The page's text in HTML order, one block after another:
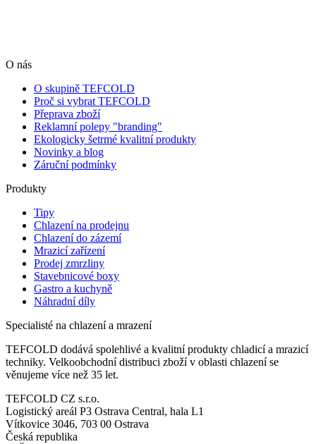
O nás
O skupině TEFCOLD
Proč si vybrat TEFCOLD
Přeprava zboží
Reklamní polepy "branding"
Ekologicky šetrmé kvalitní produkty
Novinky a blog
Záruční podmínky
Produkty
Tipy
Chlazení na prodejnu
Chlazení do zázemí
Mrazicí zařízení
Prodej zmrzliny
Stavebnicové boxy
Gastro a kuchyně
Náhradní díly
Specialisté na chlazení a mrazení
TEFCOLD dodává spolehlivé a kvalitní produkty chladicí a mrazicí
techniky. Velkoobchodní distribuci zboží v oblasti chlazení se
věnujeme více než 35 let.
TEFCOLD CZ s.r.o.
Logistický areál P3 Ostrava Central, hala L1
Vítkovice 3046, 703 00 Ostrava
Česká republika